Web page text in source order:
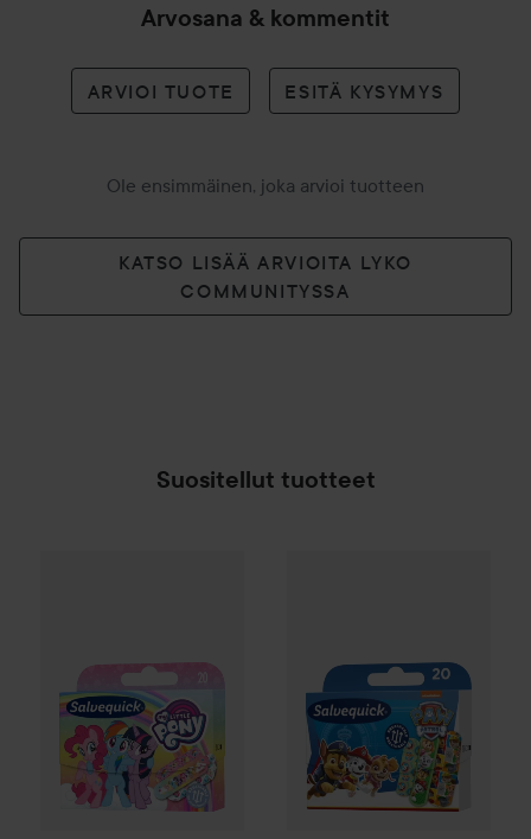
Arvosana & kommentit
ARVIOI TUOTE ESITÄ KYSYMYS
Ole ensimmäinen, joka arvioi tuotteen
KATSO LISÄÄ ARVIOITA LYKO
COMMUNITYSSA
Suositellut tuotteet